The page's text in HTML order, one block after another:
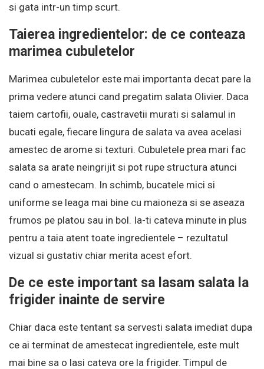
si gata intr-un timp scurt.
Taierea ingredientelor: de ce conteaza
marimea cubuletelor
Marimea cubuletelor este mai importanta decat pare la
prima vedere atunci cand pregatim salata Olivier. Daca
taiem cartofii, ouale, castravetii murati si salamul in
bucati egale, fiecare lingura de salata va avea acelasi
amestec de arome si texturi. Cubuletele prea mari fac
salata sa arate neingrijit si pot rupe structura atunci
cand o amestecam. In schimb, bucatele mici si
uniforme se leaga mai bine cu maioneza si se aseaza
frumos pe platou sau in bol. Ia-ti cateva minute in plus
pentru a taia atent toate ingredientele – rezultatul
vizual si gustativ chiar merita acest efort.
De ce este important sa lasam salata la
frigider inainte de servire
Chiar daca este tentant sa servesti salata imediat dupa
ce ai terminat de amestecat ingredientele, este mult
mai bine sa o lasi cateva ore la frigider. Timpul de